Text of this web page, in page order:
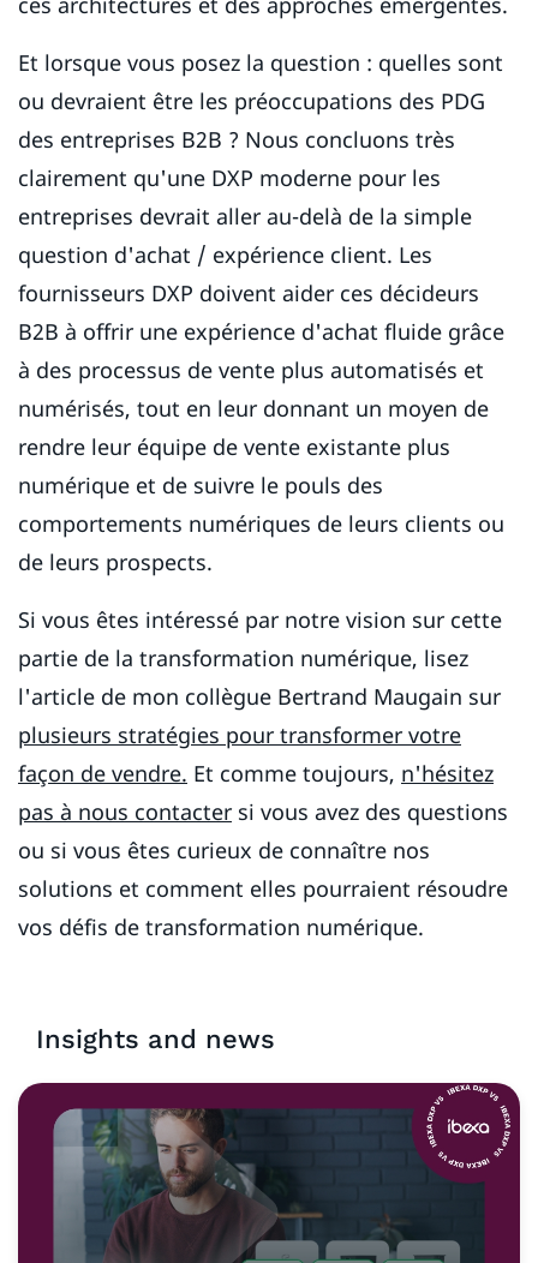
Et lorsque vous posez la question : quelles sont
ou devraient être les préoccupations des PDG
des entreprises B2B ? Nous concluons très
clairement qu'une DXP moderne pour les
entreprises devrait aller au-delà de la simple
question d'achat / expérience client. Les
fournisseurs DXP doivent aider ces décideurs
B2B à offrir une expérience d'achat fluide grâce
à des processus de vente plus automatisés et
numérisés, tout en leur donnant un moyen de
rendre leur équipe de vente existante plus
numérique et de suivre le pouls des
comportements numériques de leurs clients ou
de leurs prospects.
Si vous êtes intéressé par notre vision sur cette
partie de la transformation numérique, lisez
l'article de mon collègue Bertrand Maugain sur
plusieurs stratégies pour transformer votre
façon de vendre. Et comme toujours, n'hésitez
pas à nous contacter si vous avez des questions
ou si vous êtes curieux de connaître nos
solutions et comment elles pourraient résoudre
vos défis de transformation numérique.
Insights and news